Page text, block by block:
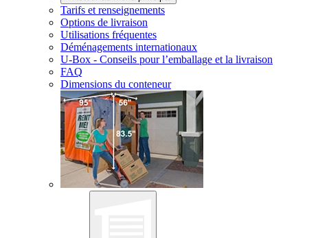
Tarifs et renseignements
Options de livraison
Utilisations fréquentes
Déménagements internationaux
U-Box - Conseils pour l’emballage et la livraison
FAQ
Dimensions du conteneur